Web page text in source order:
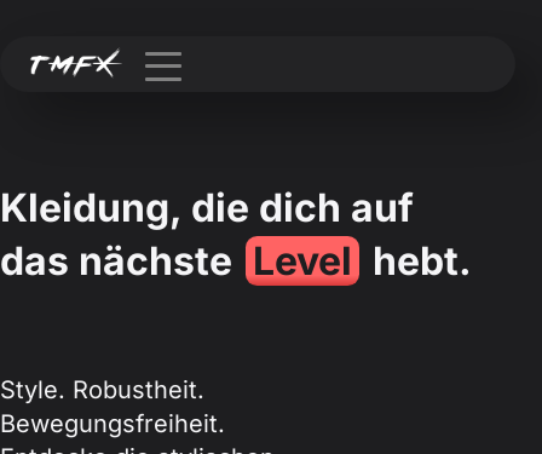
Kleidung, die dich auf
das nächste Level hebt.
Style. Robustheit.
Bewegungsfreiheit.